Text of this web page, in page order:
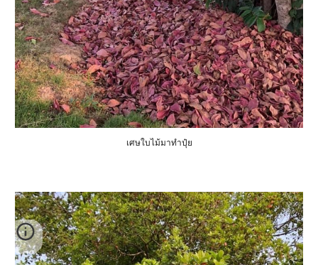
เศษใบไม้มาทำปุ๋ย